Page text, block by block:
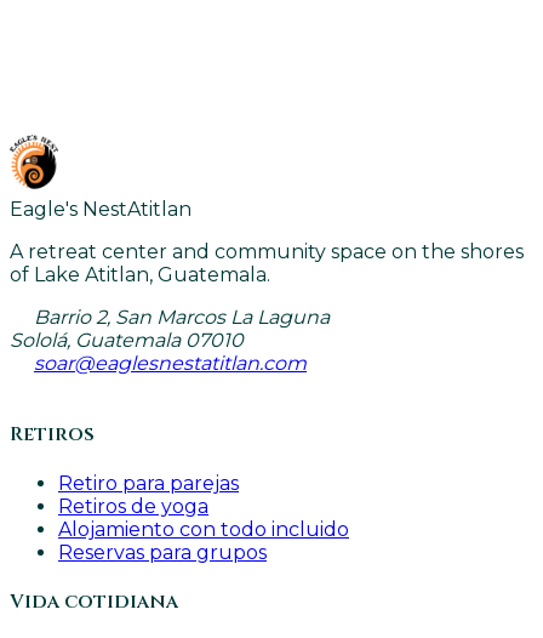
Eagle's NestAtitlan
A retreat center and community space on the shores
of Lake Atitlan, Guatemala.
Barrio 2, San Marcos La Laguna
Sololá, Guatemala 07010
soar@eaglesnestatitlan.com
Retiros
Retiro para parejas
Retiros de yoga
Alojamiento con todo incluido
Reservas para grupos
Vida cotidiana